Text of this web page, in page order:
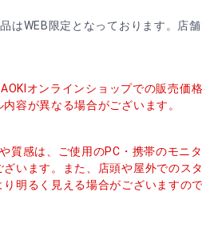
はWEB限定となっております。店
オンラインショップでの販売価
容が異なる場合がございます。
質感は、ご使用のPC・携帯のモニ
ざいます。また、店頭や屋外でのス
り明るく見える場合がございますの